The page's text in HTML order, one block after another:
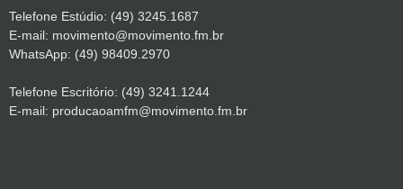
Telefone Estúdio: (49) 3245.1687
E-mail: movimento@movimento.fm.br
WhatsApp: (49) 98409.2970
Telefone Escritório: (49) 3241.1244
E-mail: producaoamfm@movimento.fm.br